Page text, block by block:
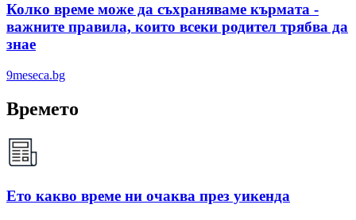
Колко време може да съхраняваме кърмата -
важните правила, които всеки родител трябва да
знае
9meseca.bg
Времето
Ето какво време ни очаква през уикенда